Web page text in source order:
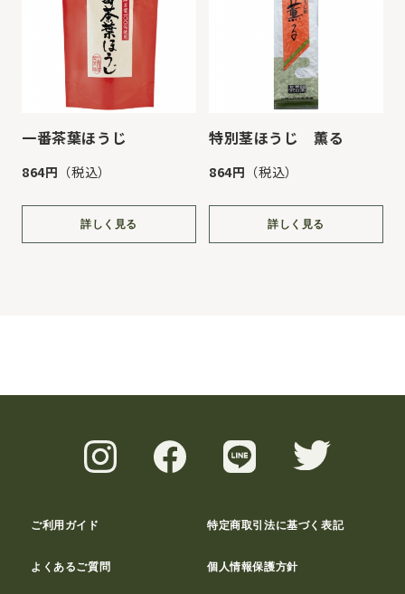
一番茶葉ほうじ
864円 （税込）
詳しく見る
特別茎ほうじ 薫る
864円 （税込）
詳しく見る
ご利用ガイド 特定商取引法に基づく表記
よくあるご質問 個人情報保護方針